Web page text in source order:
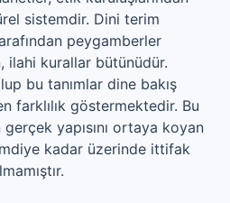
sistemdir. Dini terim
peygamberler
ilahi kurallar bütünüdür.
bu tanımlar dine bakış
farklılık göstermektedir. Bu
yapısını ortaya koyan
kadar üzerinde ittifak